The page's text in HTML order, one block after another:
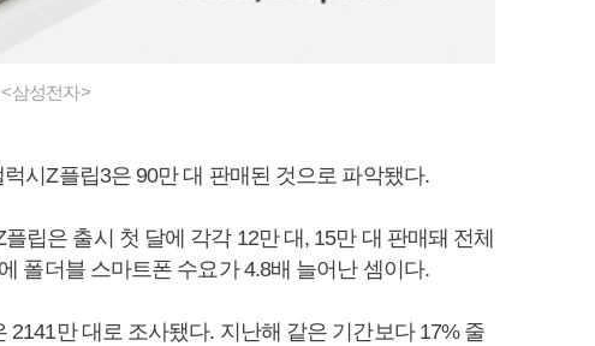
삼성전자>
시Z플립3은 90만 대 판매된 것으로 파악됐다.
립은 출시 첫 달에 각각 12만 대, 15만 대 판매돼 전체
폴더블 스마트폰 수요가 4.8배 늘어난 셈이다.
만 대로 조사됐다. 지난해 같은 기간보다 17% 줄